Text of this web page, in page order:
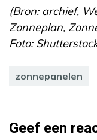
(Bron: archief,
Zonneplan,
Foto:
zonnepanelen
Geef een